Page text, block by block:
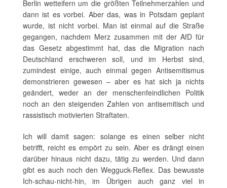
Berlin wetteifern um die größten Teilnehmerzahlen und
dann ist es vorbei. Aber das, was in Potsdam geplant
wurde, ist nicht vorbei. Man ist einmal auf die Straße
gegangen, nachdem Merz zusammen mit der AfD für
das Gesetz abgestimmt hat, das die Migration nach
Deutschland erschweren soll, und im Herbst sind,
zumindest einige, auch einmal gegen Antisemitismus
demonstrieren gewesen – aber es hat sich ja nichts
geändert, weder an der menschenfeindlichen Politik
noch an den steigenden Zahlen von antisemitisch und
rassistisch motivierten Straftaten.
Ich will damit sagen: solange es einen selber nicht
betrifft, reicht es empört zu sein. Aber es drängt einen
darüber hinaus nicht dazu, tätig zu werden. Und dann
gibt es auch noch den Wegguck-Reflex. Das bewusste
Ich-schau-nicht-hin, im Übrigen auch ganz viel in